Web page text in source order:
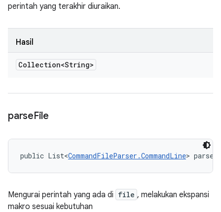
perintah yang terakhir diuraikan.
Hasil
Collection<String>
parseFile
public List<CommandFileParser.CommandLine>
Mengurai perintah yang ada di file , melakukan ekspansi
makro sesuai kebutuhan